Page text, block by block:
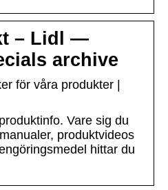
– Lidl —
archive
för våra produkter |
Vare sig du
produktvideos
hittar du